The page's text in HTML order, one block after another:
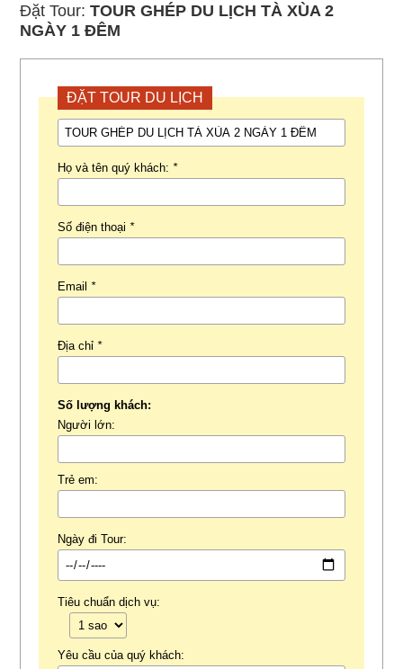
Đặt Tour:TOUR GHÉP DU LỊCH TÀ XÙA 2
NGÀY 1 ĐÊM
ĐẶT TOUR DU LỊCH
Họ và tên quý khách: *
Số điện thoại *
Email *
Địa chỉ *
Số lượng khách:
Người lớn:
Trẻ em:
Ngày đi Tour:
Tiêu chuẩn dịch vụ:
Yêu cầu của quý khách: